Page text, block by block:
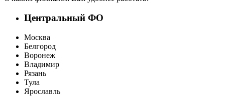
Центральный ФО
Москва
Белгород
Воронеж
Владимир
Рязань
Тула
Ярославль